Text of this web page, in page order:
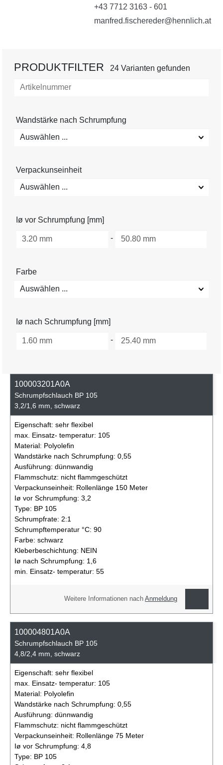
+43 7712 3163 - 601
manfred.fischereder@hennlich.at
PRODUKTFILTER 24 Varianten gefunden
Wandstärke nach Schrumpfung
Auswählen ...
Verpackunseinheit
Auswählen ...
Iø vor Schrumpfung [mm]
-
Farbe
Auswählen ...
Iø nach Schrumpfung [mm]
-
100003201A0A
Schrumpfschlauch BP 105
3,2/1,6 mm, schwarz
Eigenschaft: sehr flexibel
max. Einsatz- temperatur: 105
Material: Polyolefin
Wandstärke nach Schrumpfung: 0,55
Ausführung: dünnwandig
Flammschutz: nicht flammgeschützt
Verpackunseinheit: Rollenlänge 150 Meter
Iø vor Schrumpfung: 3,2
Type: BP 105
Schrumpfrate: 2:1
Schrumpftemperatur °C: 90
Farbe: schwarz
Kleberbeschichtung: NEIN
Iø nach Schrumpfung: 1,6
min. Einsatz- temperatur: 55
Weitere Informationen nachAnmeldung
100004801A0A
Schrumpfschlauch BP 105
4,8/2,4 mm, schwarz
Eigenschaft: sehr flexibel
max. Einsatz- temperatur: 105
Material: Polyolefin
Wandstärke nach Schrumpfung: 0,55
Ausführung: dünnwandig
Flammschutz: nicht flammgeschützt
Verpackunseinheit: Rollenlänge 75 Meter
Iø vor Schrumpfung: 4,8
Type: BP 105